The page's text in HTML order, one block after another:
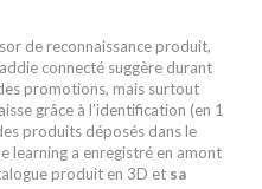
de reconnaissance produit,
connecté suggère durant
promotions, mais surtout
grâce à l’identification (en 1
produits déposés dans le
learning a enregistré en amont
produit en 3D et sa